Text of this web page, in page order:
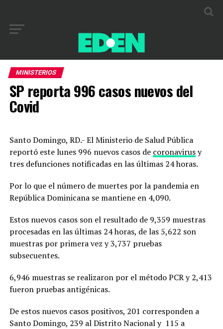
MINISTERIOS
SP reporta 996 casos nuevos del
Covid
Santo Domingo, RD.- El Ministerio de Salud Pública
reportó este lunes 996 nuevos casos de coronavirusy
tres defunciones notificadas en las últimas 24 horas.
Por lo que el número de muertes por la pandemia en
República Dominicana se mantiene en 4,090.
Estos nuevos casos son el resultado de 9,359 muestras
procesadas en las últimas 24 horas, de las 5,622 son
muestras por primera vez y 3,737 pruebas
subsecuentes.
6,946 muestras se realizaron por el método PCR y 2,413
fueron pruebas antigénicas.
De estos nuevos casos positivos, 201 corresponden a
Santo Domingo, 239 al Distrito Nacional y 115 a